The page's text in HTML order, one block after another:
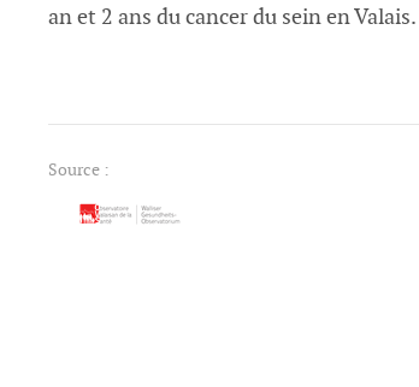
an et 2 ans du cancer du sein en Valais.
Source :